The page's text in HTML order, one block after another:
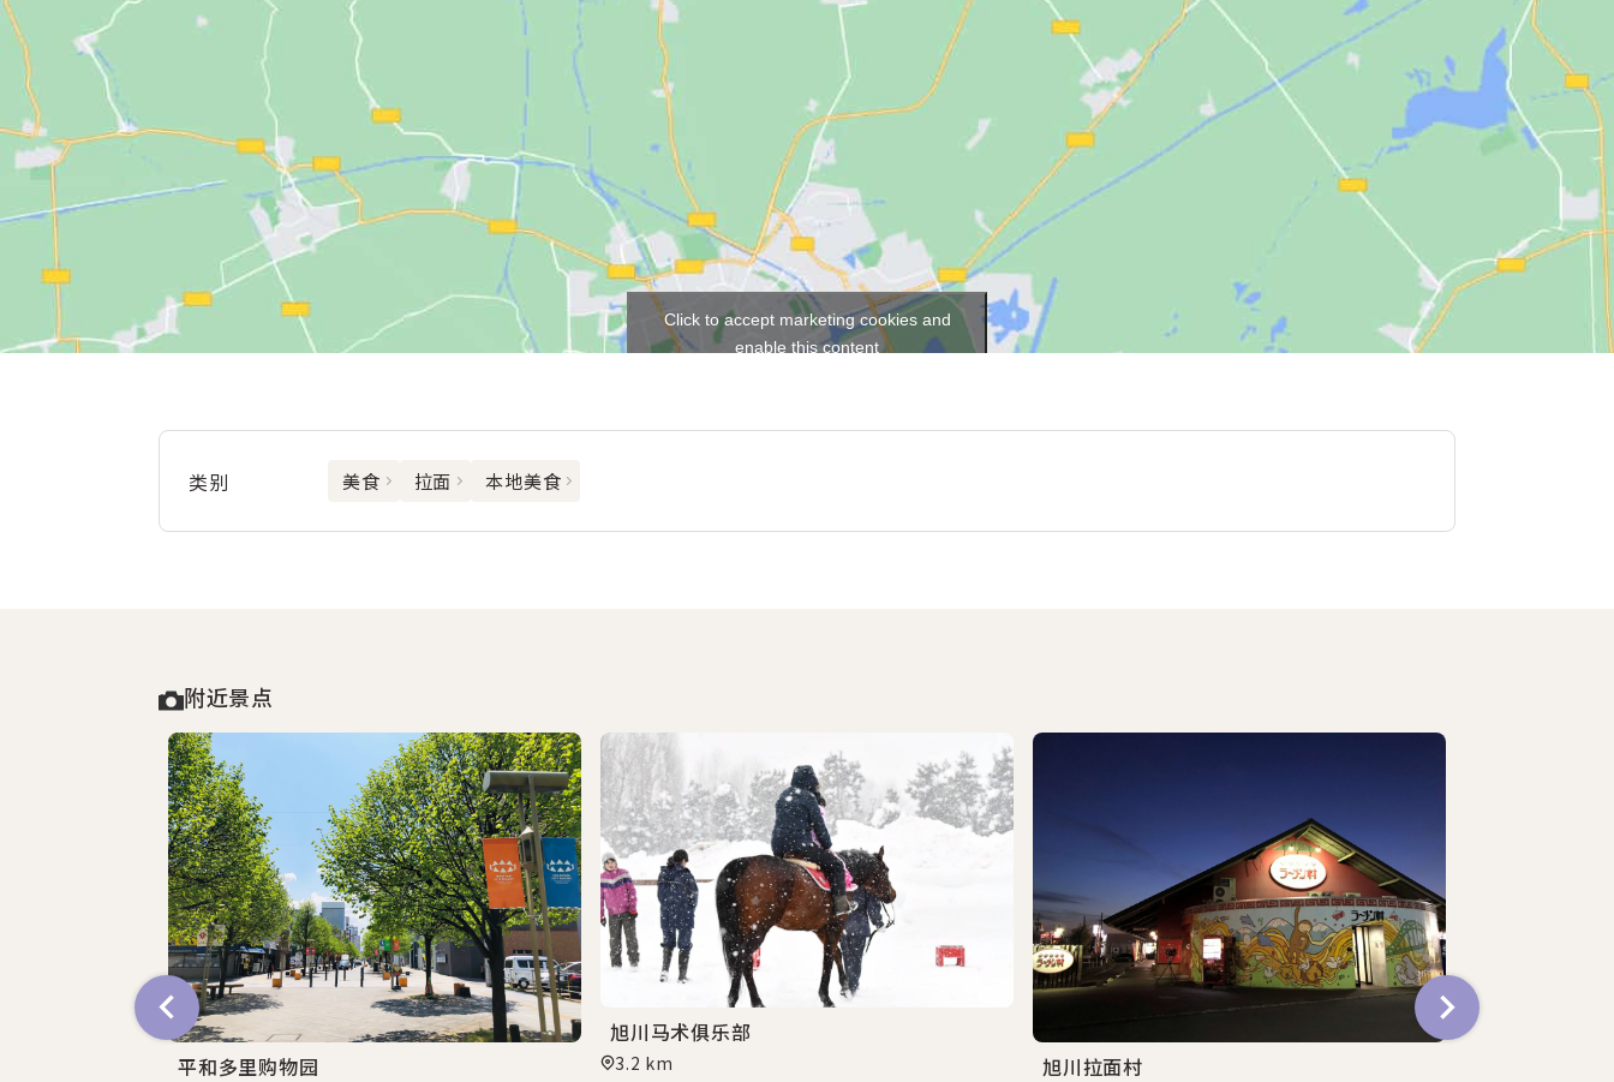
Click to accept marketing cookies and
enable this content
类别 美食 拉面 本地美食
附近景点
平和多里购物园
旭川马术俱乐部
3.2 km 旭川拉面村